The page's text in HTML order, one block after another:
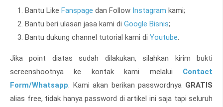
Bantu Like Fanspage dan Follow Instagram kami;
Bantu beri ulasan jasa kami di Google Bisnis;
Bantu dukung channel tutorial kami di Youtube.
Jika point diatas sudah dilakukan, silahkan kirim bukti
screenshootnya ke kontak kami melalui Contact
Form/Whatsapp. Kami akan berikan passwordnya GRATIS
alias free, tidak hanya password di artikel ini saja tapi seluruh